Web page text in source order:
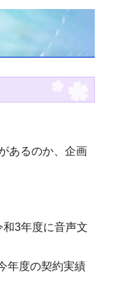
あるのか、企画
3年度に音声文
年度の契約実績